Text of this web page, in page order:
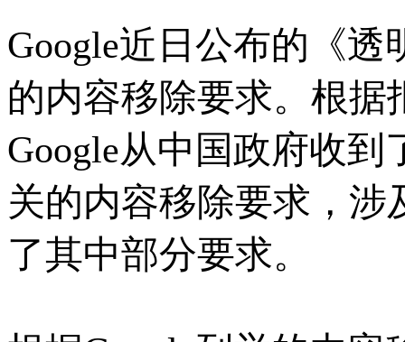
Google近日公布的《
的内容移除要求。 根据
Google从中国政府收
关的内容移除要求，涉
了其中部分要求。